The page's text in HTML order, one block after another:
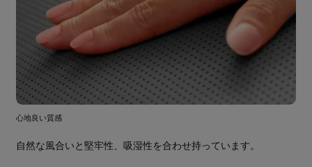
心地良い質感
自然な風合いと堅牢性、吸湿性を合わせ持っています。